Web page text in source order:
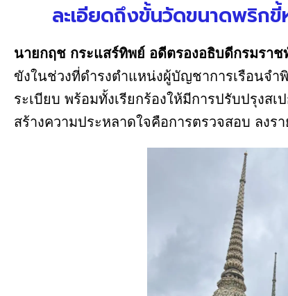
ละเอียดถึงขั้นวัดขนาดพริกขี้
นายกฤช กระแสร์ทิพย์ อดีตรองอธิบดีกรมรา
ขังในช่วงที่ดำรงตำแหน่งผู้บัญชาการเรือนจ
ระเบียบ พร้อมทั้งเรียกร้องให้มีการปรับปรุง
สร้างความประหลาดใจคือการตรวจสอบ ลง